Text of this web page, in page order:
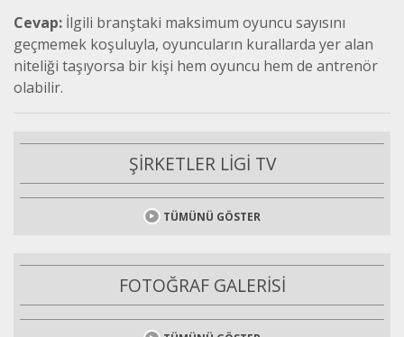
Cevap: İlgili branştaki maksimum oyuncu sayısını
geçmemek koşuluyla, oyuncuların kurallarda yer alan
niteliği taşıyorsa bir kişi hem oyuncu hem de antrenör
olabilir.
ŞİRKETLER LİGİ TV
TÜMÜNÜ GÖSTER
FOTOĞRAF GALERİSİ